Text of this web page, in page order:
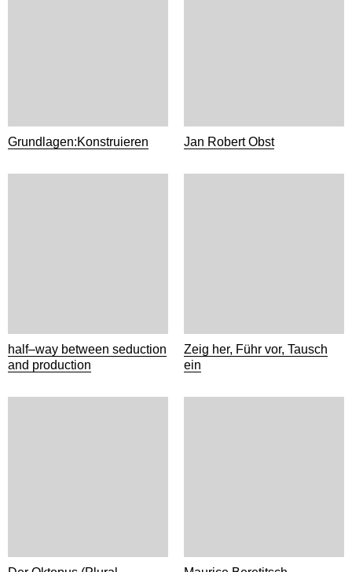
Grundlagen:Konstruieren Jan Robert Obst
half–way between seduction
and production
Zeig her, Führ vor, Tausch
ein